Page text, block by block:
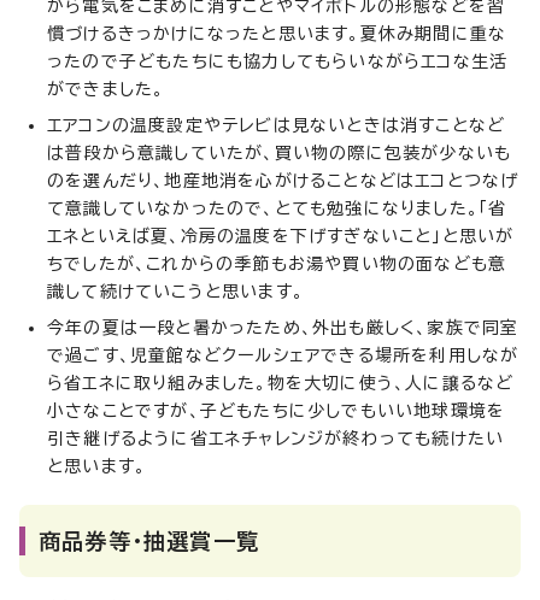
から電気をこまめに消すことやマイボトルの形態などを習
慣づけるきっかけになったと思います。夏休み期間に重な
ったので子どもたちにも協力してもらいながらエコな生活
ができました。
エアコンの温度設定やテレビは見ないときは消すことなど
は普段から意識していたが、買い物の際に包装が少ないも
のを選んだり、地産地消を心がけることなどはエコとつなげ
て意識していなかったので、とても勉強になりました。「省
エネといえば夏、冷房の温度を下げすぎないこと」と思いが
ちでしたが、これからの季節もお湯や買い物の面なども意
識して続けていこうと思います。
今年の夏は一段と暑かったため、外出も厳しく、家族で同室
で過ごす、児童館などクールシェアできる場所を利用しなが
ら省エネに取り組みました。物を大切に使う、人に譲るなど
小さなことですが、子どもたちに少しでもいい地球環境を
引き継げるように省エネチャレンジが終わっても続けたい
と思います。
商品券等・抽選賞一覧